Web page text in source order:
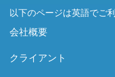
以下のページは英語でご
会社概要
クライアント